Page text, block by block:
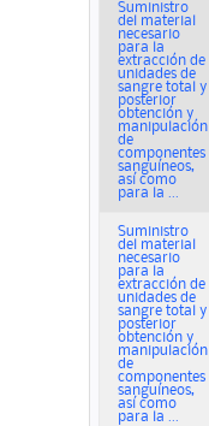
Suministro
del material
necesario
para la
extracción de
unidades de
sangre total y
posterior
obtención y
manipulación
de
componentes
sanguíneos,
así como
para la ...
Suministro
del material
necesario
para la
extracción de
unidades de
sangre total y
posterior
obtención y
manipulación
de
componentes
sanguíneos,
así como
para la ...